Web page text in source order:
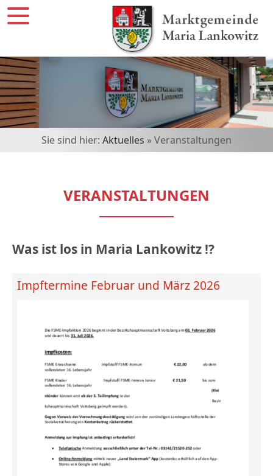
Sie sind hier: Aktuelles » Veranstaltungen
VERANSTALTUNGEN
Was ist los in Maria Lankowitz !?
Impftermine Februar und März 2026